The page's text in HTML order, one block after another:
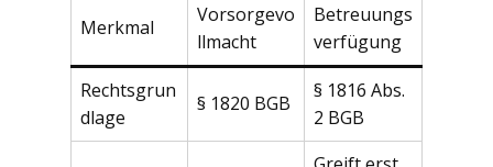
Merkmal
Vorsorgevo
llmacht
Betreuungs
verfügung
Rechtsgrun
dlage
§ 1820 BGB
§ 1816 Abs.
2 BGB